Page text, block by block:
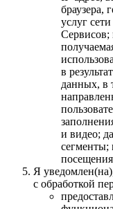
браузера,
услуг
Сервисов;
в
данных, в
и видео;
сегменты;
Я
с обработкой